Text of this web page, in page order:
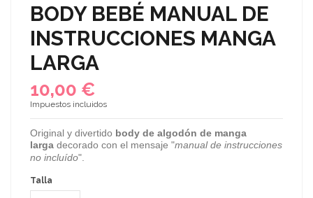
BODY BEBÉ MANUAL DE
INSTRUCCIONES MANGA
LARGA
10,00 €
Impuestos incluidos
Original y divertido body de algodón de manga
larga decorado con el mensaje "manual de instrucciones
no incluído".
Talla